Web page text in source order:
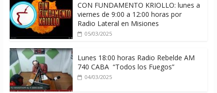
CON FUNDAMENTO KRIOLLO: lunes a
viernes de 9:00 a 12:00 horas por
Radio Lateral en Misiones
05/03/2025
Lunes 18:00 horas Radio Rebelde AM
740 CABA “Todos los Fuegos”
04/03/2025